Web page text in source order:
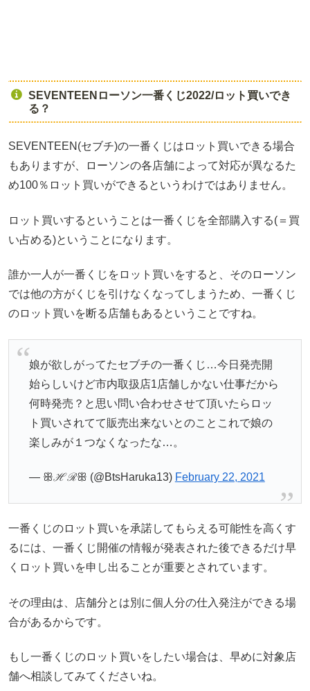
SEVENTEENローソン一番くじ2022/ロット買いでき
る？
SEVENTEEN(セブチ)の一番くじはロット買いできる場合
もありますが、ローソンの各店舗によって対応が異なるた
め100％ロット買いができるというわけではありません。
ロット買いするということは一番くじを全部購入する(＝買
い占める)ということになります。
誰か一人が一番くじをロット買いをすると、そのローソン
では他の方がくじを引けなくなってしまうため、一番くじ
のロット買いを断る店舗もあるということですね。
娘が欲しがってたセブチの一番くじ…今日発売開
始らしいけど市内取扱店1店舗しかない仕事だから
何時発売？と思い問い合わせさせて頂いたらロッ
ト買いされてて販売出来ないとのことこれで娘の
楽しみが１つなくなったな…。
— ꕥℋℛꕥ (@BtsHaruka13) February 22, 2021
一番くじのロット買いを承諾してもらえる可能性を高くす
るには、一番くじ開催の情報が発表された後できるだけ早
くロット買いを申し出ることが重要とされています。
その理由は、店舗分とは別に個人分の仕入発注ができる場
合があるからです。
もし一番くじのロット買いをしたい場合は、早めに対象店
舗へ相談してみてくださいね。